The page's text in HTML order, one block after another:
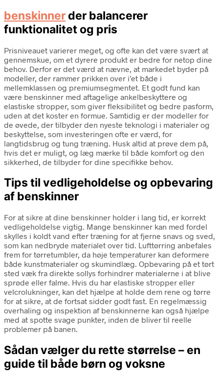
benskinner der balancerer
funktionalitet og pris
Prisniveauet varierer meget, og ofte kan det være svært at
gennemskue, om et dyrere produkt er bedre for netop dine
behov. Derfor er det værd at nævne, at markedet byder på
modeller, der rammer prikken over i’et både i
mellemklassen og premiumsegmentet. Et godt fund kan
være benskinner med aftagelige ankelbeskyttere og
elastiske stropper, som giver fleksibilitet og bedre pasform,
uden at det koster en formue. Samtidig er der modeller for
de øvede, der tilbyder den nyeste teknologi i materialer og
beskyttelse, som investeringen ofte er værd, for
langtidsbrug og tung træning. Husk altid at prøve dem på,
hvis det er muligt, og læg mærke til både komfort og den
sikkerhed, de tilbyder for dine specifikke behov.
Tips til vedligeholdelse og opbevaring
af benskinner
For at sikre at dine benskinner holder i lang tid, er korrekt
vedligeholdelse vigtig. Mange benskinner kan med fordel
skylles i koldt vand efter træning for at fjerne snavs og sved,
som kan nedbryde materialet over tid. Lufttørring anbefales
frem for tørretumbler, da høje temperaturer kan deformere
både kunstmaterialer og skumindlæg. Opbevaring på et tørt
sted væk fra direkte sollys forhindrer materialerne i at blive
sprøde eller falme. Hvis du har elastiske stropper eller
velcrolukninger, kan det hjælpe at holde dem rene og tørre
for at sikre, at de fortsat sidder godt fast. En regelmæssig
overhaling og inspektion af benskinnerne kan også hjælpe
med at spotte svage punkter, inden de bliver til reelle
problemer på banen.
Sådan vælger du rette størrelse – en
guide til både børn og voksne